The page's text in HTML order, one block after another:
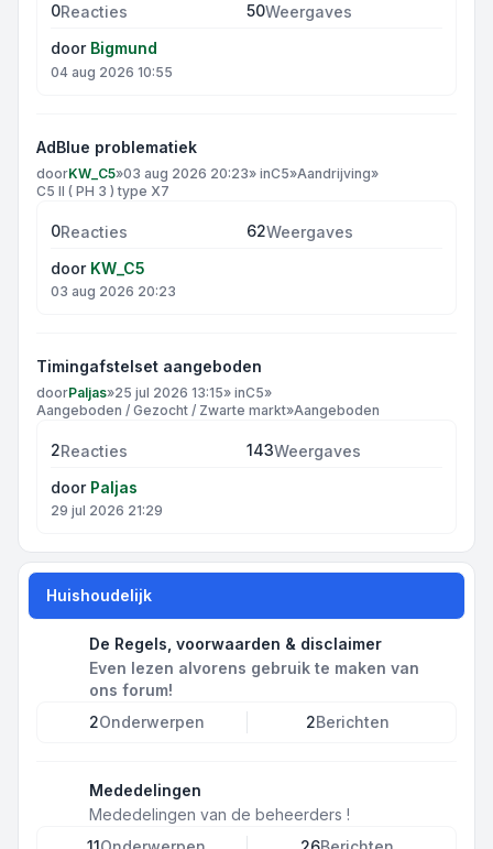
0Reacties 50Weergaves
door Bigmund
04 aug 2026 10:55
AdBlue problematiek
doorKW_C5»03 aug 2026 20:23» inC5»Aandrijving»
C5 II ( PH 3 ) type X7
0Reacties 62Weergaves
door KW_C5
03 aug 2026 20:23
Timingafstelset aangeboden
doorPaljas»25 jul 2026 13:15» inC5»
Aangeboden / Gezocht / Zwarte markt»Aangeboden
2Reacties 143Weergaves
door Paljas
29 jul 2026 21:29
Huishoudelijk
De Regels, voorwaarden & disclaimer
Even lezen alvorens gebruik te maken van
ons forum!
2Onderwerpen 2Berichten
Mededelingen
Mededelingen van de beheerders !